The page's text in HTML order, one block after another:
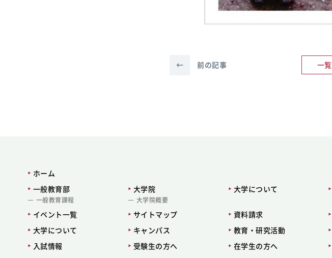
← 前の記事 一
ホーム
一般教育部
一般教育課程
大学院
大学院概要
大学について
イベント一覧 サイトマップ 資料請求
大学について
キャンパス 教育・研究活動
入試情報
受験生の方へ 在学生の方へ